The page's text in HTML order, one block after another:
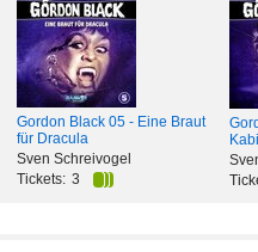
Gordon Black 05 - Eine Braut
für Dracula
Sven Schreivogel
Tickets: 3